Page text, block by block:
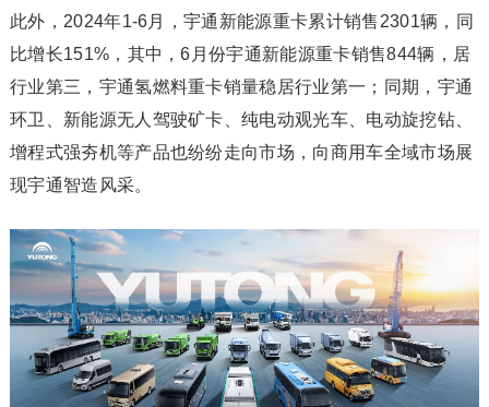
此外，2024年1-6月，宇通新能源重卡累计销售2301辆，同
比增长151%，其中，6月份宇通新能源重卡销售844辆，居
行业第三，宇通氢燃料重卡销量稳居行业第一；同期，宇通
环卫、新能源无人驾驶矿卡、纯电动观光车、电动旋挖钻、
增程式强夯机等产品也纷纷走向市场，向商用车全域市场展
现宇通智造风采。